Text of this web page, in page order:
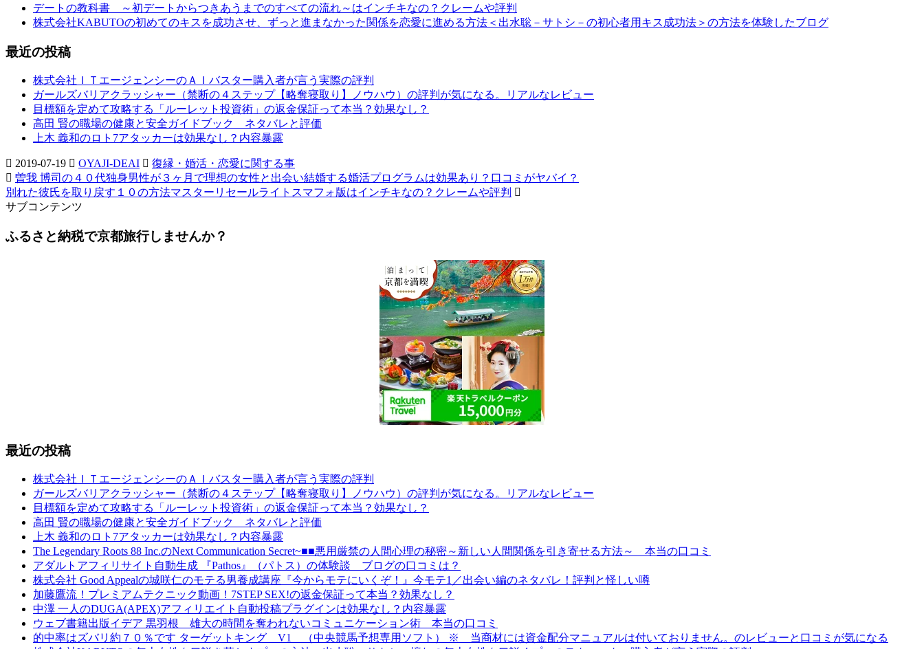
デートの教科書 ～初デートからつきあうまでのすべての流れ～はインチキなの？クレームや評判
株式会社KABUTOの初めてのキスを成功させ、ずっと進まなかった関係を恋愛に進める方法＜出水聡－サトシ－の初心者用キス成功法＞の方法を体験したブログ
最近の投稿
株式会社ＩＴエージェンシーのＡＩバスター購入者が言う実際の評判
ガールズバリアクラッシャー（禁断の４ステップ【略奪寝取り】ノウハウ）の評判が気になる。リアルなレビュー
目標額を定めて攻略する「ルーレット投資術」の返金保証って本当？効果なし？
高田 賢の職場の健康と安全ガイドブック ネタバレと評価
上木 義和のロト7アタッカーは効果なし？内容暴露
2019-07-19 OYAJI-DEAI
復縁・婚活・恋愛に関する事
曽我 博司の４０代独身男性が３ヶ月で理想の女性と出会い結婚する婚活プログラムは効果あり？口コミがヤバイ？
別れた彼氏を取り戻す１０の方法マスターリセールライトスマフォ版はインチキなの？クレームや評判
サブコンテンツ
ふるさと納税で京都旅行しませんか？
最近の投稿
株式会社ＩＴエージェンシーのＡＩバスター購入者が言う実際の評判
ガールズバリアクラッシャー（禁断の４ステップ【略奪寝取り】ノウハウ）の評判が気になる。リアルなレビュー
目標額を定めて攻略する「ルーレット投資術」の返金保証って本当？効果なし？
高田 賢の職場の健康と安全ガイドブック ネタバレと評価
上木 義和のロト7アタッカーは効果なし？内容暴露
The Legendary Roots 88 Inc.のNext Communication Secret~■■悪用厳禁の人間心理の秘密～新しい人間関係を引き寄せる方法～ 本当の口コミ
アダルトアフィリサイト自動生成 『Pathos』（パトス）の体験談 ブログの口コミは？
株式会社 Good Appealの城咲仁のモテる男養成講座『今からモテにいくぞ！』今モテ1／出会い編のネタバレ！評判と怪しい噂
加藤鷹流！プレミアムテクニック動画！7STEP SEX!の返金保証って本当？効果なし？
中澤 一人のDUGA(APEX)アフィリエイト自動投稿プラグインは効果なし？内容暴露
ウェブ書籍出版イデア 黒羽根 雄大の時間を奪われないコミュニケーション術 本当の口コミ
的中率はズバリ約７０％です ターゲットキング V1 （中央競馬予想専用ソフト） ※ 当商材には資金配分マニュアルは付いておりません。のレビューと口コミが気になる